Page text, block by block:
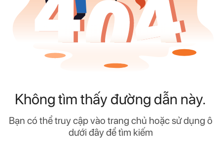
Không tìm thấy đường dẫn này.
Bạn có thể truy cập vào trang chủ hoặc sử dụng ô
dưới đây để tìm kiếm